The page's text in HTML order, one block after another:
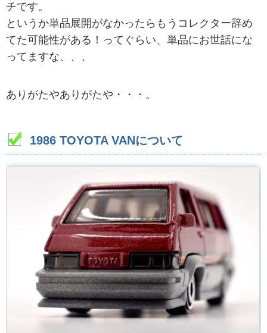
チです。
というか単品展開がなかったらもうコレクター辞め
てた可能性がある！ってぐらい、単品にお世話にな
ってますな、、、
ありがたやありがたや・・・。
1986 TOYOTA VANについて